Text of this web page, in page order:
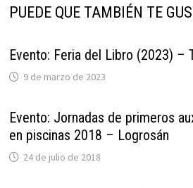
PUEDE QUE TAMBIÉN TE
Evento: Feria del Libro (2023) –
9 de marzo de 2023
Evento: Jornadas de primeros
en piscinas 2018 – Logrosán
24 de julio de 2018